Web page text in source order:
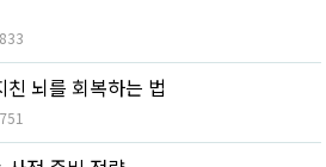
833
뇌를 회복하는 법
751